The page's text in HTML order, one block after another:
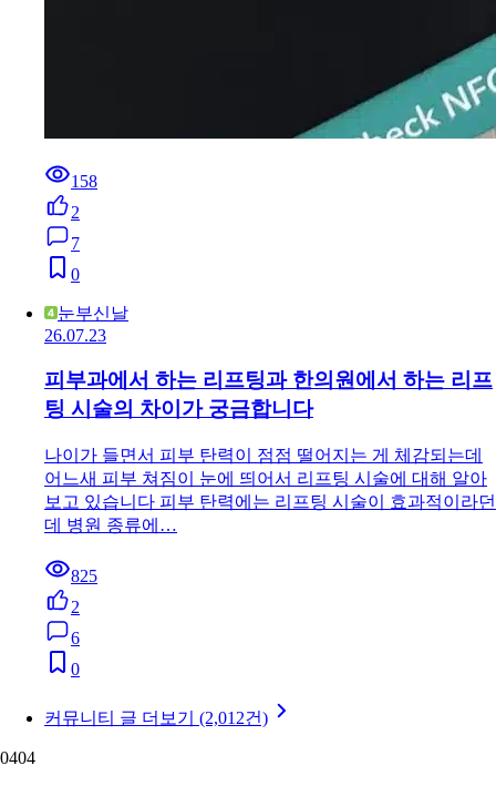
158
2
7
0
눈부신날
26.07.23
피부과에서 하는 리프팅과 한의원에서 하는 리프
팅 시술의 차이가 궁금합니다
나이가 들면서 피부 탄력이 점점 떨어지는 게 체감되는데
어느새 피부 쳐짐이 눈에 띄어서 리프팅 시술에 대해 알아
보고 있습니다 피부 탄력에는 리프팅 시술이 효과적이라던
데 병원 종류에…
825
2
6
0
커뮤니티 글 더보기 (2,012건)
0404